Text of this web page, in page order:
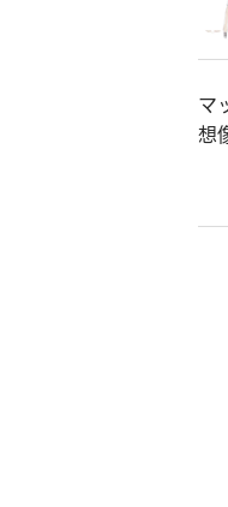
マ
想